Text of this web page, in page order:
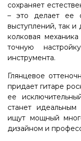
сохраняет
– это делает ее
выступлений, так и
колковая
точную
инструмента.
Глянцевое
придает гитаре
ее
станет
ищут мощный
дизайном и